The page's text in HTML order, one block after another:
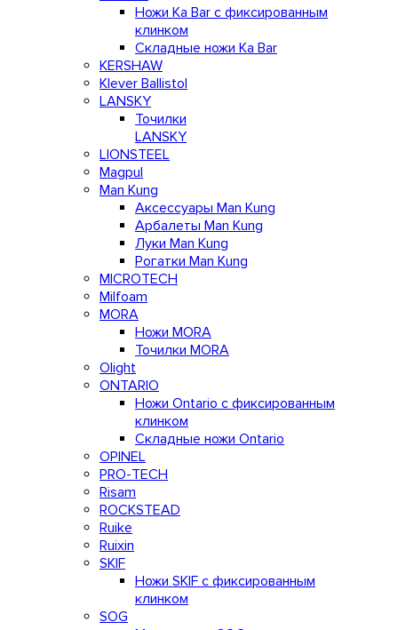
Ножи Ka Bar c фиксированным
клинком
Складные ножи Ka Bar
KERSHAW
Klever Ballistol
LANSKY
Точилки
LANSKY
LIONSTEEL
Magpul
Man Kung
Аксессуары Man Kung
Арбалеты Man Kung
Луки Man Kung
Рогатки Man Kung
MICROTECH
Milfoam
MORA
Ножи MORA
Точилки MORA
Olight
ONTARIO
Ножи Ontario c фиксированным
клинком
Складные ножи Ontario
OPINEL
PRO-TECH
Risam
ROCKSTEAD
Ruike
Ruixin
SKIF
Ножи SKIF с фиксированным
клинком
SOG